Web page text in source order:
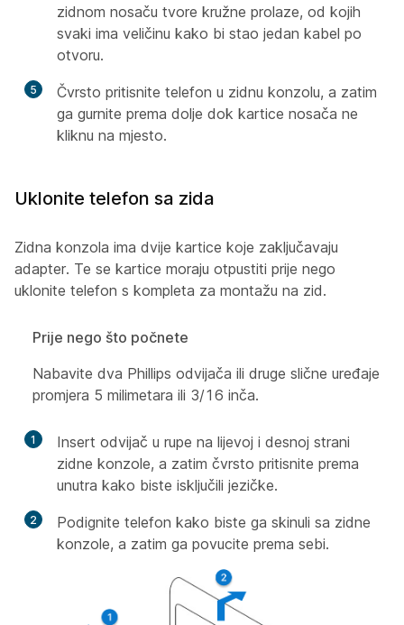
zidnom nosaču tvore kružne prolaze, od kojih
svaki ima veličinu kako bi stao jedan kabel po
otvoru.
5
Čvrsto pritisnite telefon u zidnu konzolu, a zatim
ga gurnite prema dolje dok kartice nosača ne
kliknu na mjesto.
Uklonite telefon sa zida
Zidna konzola ima dvije kartice koje zaključavaju
adapter. Te se kartice moraju otpustiti prije nego
uklonite telefon s kompleta za montažu na zid.
Prije nego što počnete
Nabavite dva Phillips odvijača ili druge slične uređaje
promjera 5 milimetara ili 3/16 inča.
1
Insert odvijač u rupe na lijevoj i desnoj strani
zidne konzole, a zatim čvrsto pritisnite prema
unutra kako biste isključili jezičke.
2
Podignite telefon kako biste ga skinuli sa zidne
konzole, a zatim ga povucite prema sebi.